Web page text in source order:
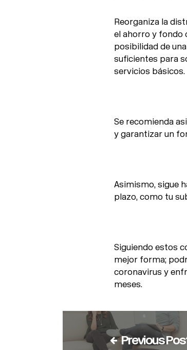
Reorganiza la
el ahorro y fondo
posibilidad de
suficientes para
servicios básicos.
Se recomienda
y garantizar un
Asimismo, sigue
plazo, como tu
Siguiendo estos
mejor forma;
coronavirus y
meses.
Previous